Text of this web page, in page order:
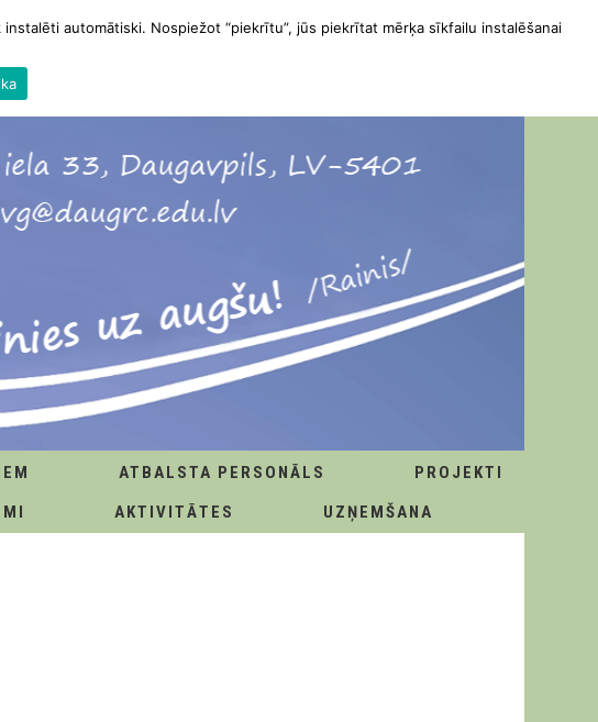
ATBALSTA PERSONĀLS
PROJEKTI
AKTIVITĀTES UZŅEMŠANA
automātiski. Nospiežot “piekrītu”, jūs piekrītat mērķa sīkfailu instalēšanai